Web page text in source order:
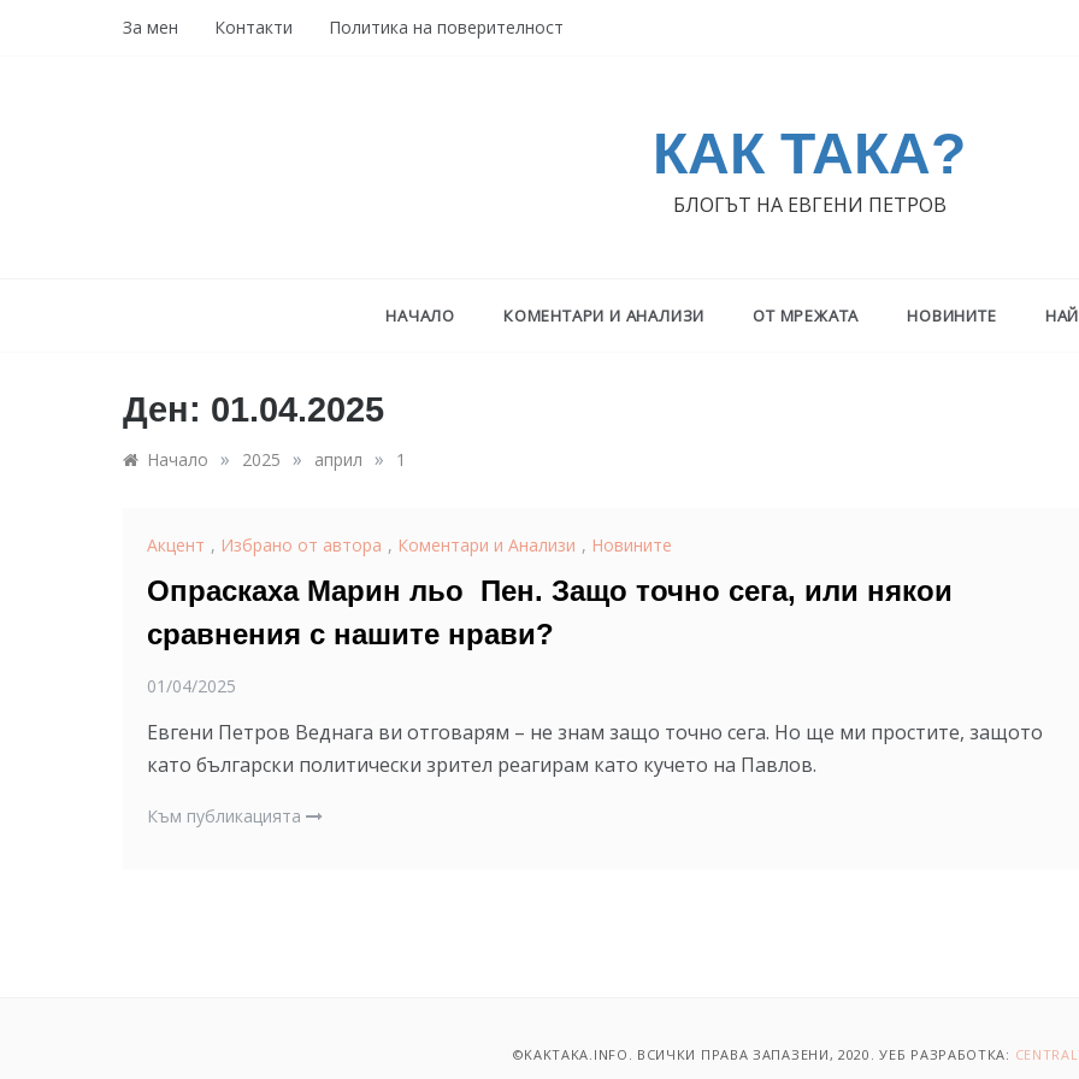
За мен Контакти Политика на поверителност
КАК ТАКА?
БЛОГЪТ НА ЕВГЕНИ ПЕТРОВ
НАЧАЛО КОМЕНТАРИ И АНАЛИЗИ ОТ МРЕЖАТА НОВИНИТЕ
Ден: 01.04.2025
Начало » 2025 » април » 1
Акцент , Избрано от автора , Коментари и Анализи , Новините
Опраскаха Марин льо Пен. Защо точно сега, или някои
сравнения с нашите нрави?
01/04/2025
Евгени Петров Веднага ви отговарям – не знам защо точно сега. Но ще ми простите, защото
като български политически зрител реагирам като кучето на Павлов.
Към публикацията
©KAKTAKA.INFO. ВСИЧКИ ПРАВА ЗАПАЗЕНИ, 2020. УЕБ РАЗРАБОТКА: